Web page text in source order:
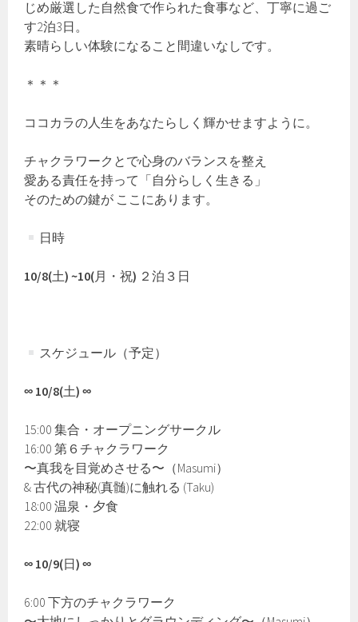
じめ厳選した自然食で作られた食事など、丁寧に過ご
す2泊3日。
素晴らしい体験になること間違いなしです。
＊＊＊
ココカラの人生をあなたらしく輝かせますように。
チャクラワークとで心身のバランスを整え
愛ある責任を持って「自分らしく生きる」
そのための鍵が ここにあります。
日時
10/8(土) ~10(月・祝) ２泊３日
スケジュール（予定）
∞ 10/8(土) ∞
15:00 集合・オープニングサークル
16:00 第６チャクラワーク
〜真我を目覚めさせる〜（Masumi）
& 古代の神秘(真髄)に触れる (Taku)
18:00 温泉・夕食
22:00 就寝
∞ 10/9(日) ∞
6:00 下方のチャクラワーク